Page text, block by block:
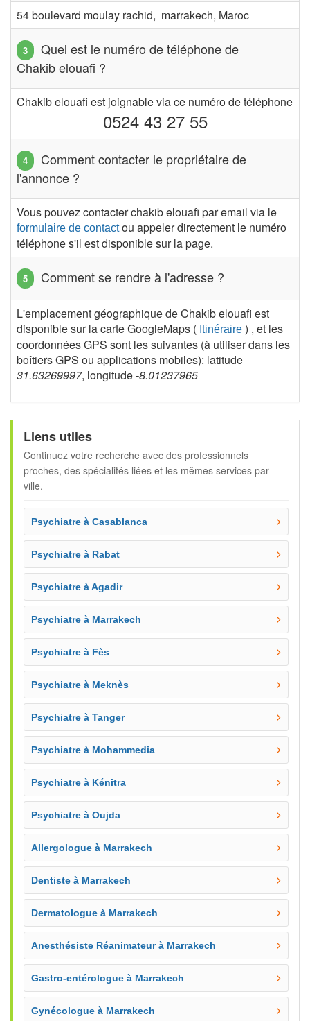
54 boulevard moulay rachid, marrakech, Maroc
Quel est le numéro de téléphone de
Chakib elouafi ?
Chakib elouafi est joignable via ce numéro de téléphone
0524 43 27 55
Comment contacter le propriétaire de
l'annonce ?
Vous pouvez contacter chakib elouafi par email via le
formulaire de contactou appeler directement le numéro
téléphone s'il est disponible sur la page.
Comment se rendre à l'adresse ?
L'emplacement géographique de Chakib elouafi est
disponible sur la carte GoogleMaps ( Itinéraire ) , et les
coordonnées GPS sont les suivantes (à utiliser dans les
boîtiers GPS ou applications mobiles): latitude
31.63269997, longitude-8.01237965
Liens utiles
Continuez votre recherche avec des professionnels
proches, des spécialités liées et les mêmes services par
ville.
Psychiatre à Casablanca
Psychiatre à Rabat
Psychiatre à Agadir
Psychiatre à Marrakech
Psychiatre à Fès
Psychiatre à Meknès
Psychiatre à Tanger
Psychiatre à Mohammedia
Psychiatre à Kénitra
Psychiatre à Oujda
Allergologue à Marrakech
Dentiste à Marrakech
Dermatologue à Marrakech
Anesthésiste Réanimateur à Marrakech
Gastro-entérologue à Marrakech
Gynécologue à Marrakech